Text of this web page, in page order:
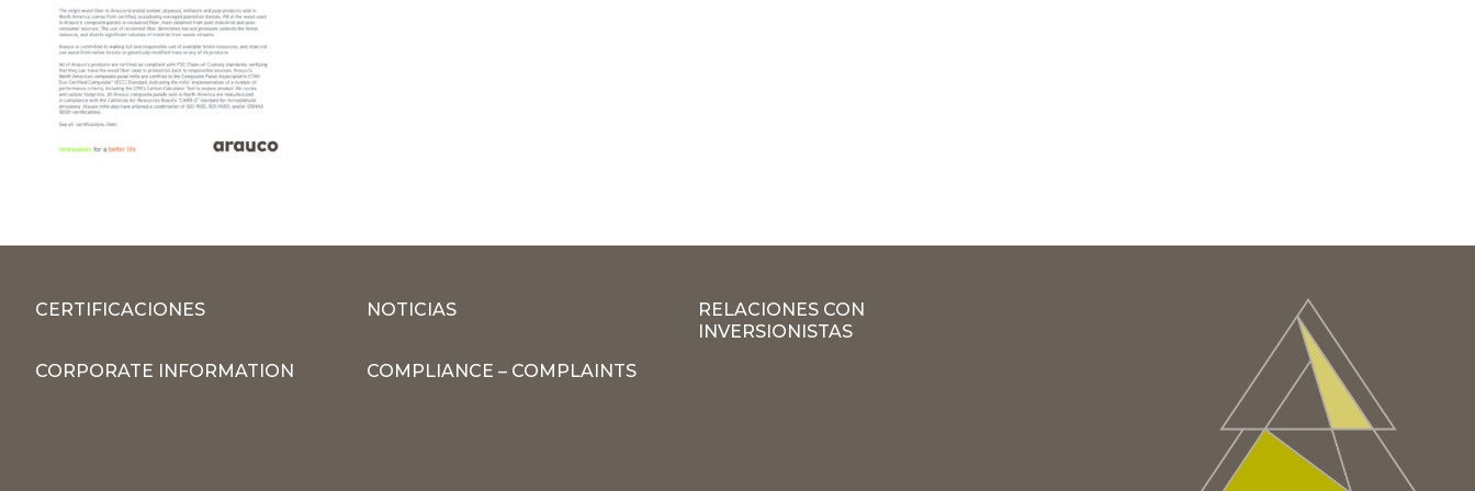
CERTIFICACIONES NOTICIAS
RELACIONES CON
INVERSIONISTAS
CORPORATE INFORMATION
COMPLIANCE – COMPLAINTS